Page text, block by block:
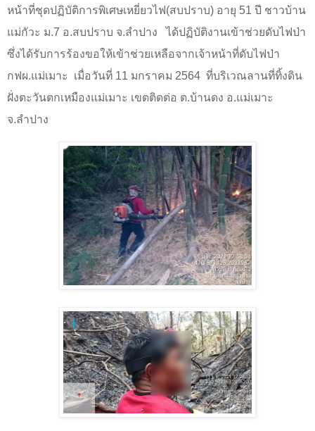
หน้าที่ชุดปฏิบัติการพิเศษเหยี่ยวไฟ(สบปราบ) อายุ 51 ปี ชาวบ้าน
แม่กัวะ ม.7 อ.สบปราบ จ.ลำปาง
ได้ปฏิบัติงานเข้าช่วยดับไฟป่า
ซึ่งได้รับการร้องขอให้เข้าช่วยเหลือจากเจ้าหน้าที่ดับไฟป่า
กฟผ.แม่เมาะ
เมื่อวันที่ 11 มกราคม 2564 ที่บริเวณลานที่ทิ้งดิน
ฝั่งตะวันตกเหมืองแม่เมาะ เขตติดต่อ ต.บ้านดง อ.แม่เมาะ
จ.ลำปาง